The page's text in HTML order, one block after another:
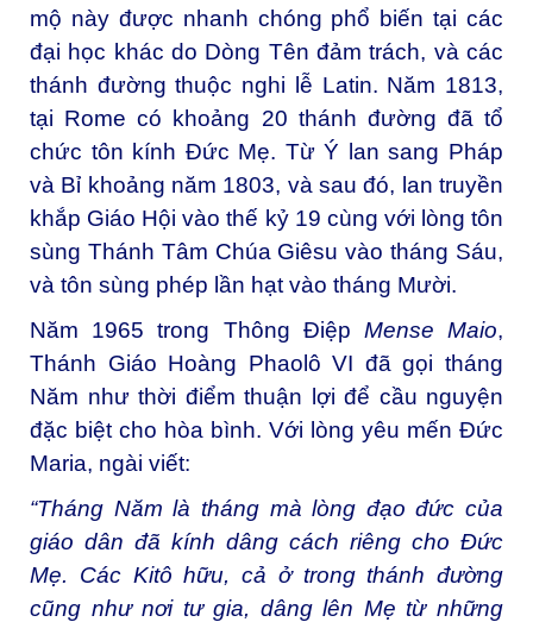
mộ này được nhanh chóng phổ biến tại các
đại học khác do Dòng Tên đảm trách, và các
thánh đường thuộc nghi lễ Latin. Năm 1813,
tại Rome có khoảng 20 thánh đường đã tổ
chức tôn kính Đức Mẹ. Từ Ý lan sang Pháp
và Bỉ khoảng năm 1803, và sau đó, lan truyền
khắp Giáo Hội vào thế kỷ 19 cùng với lòng tôn
sùng Thánh Tâm Chúa Giêsu vào tháng Sáu,
và tôn sùng phép lần hạt vào tháng Mười.
Năm 1965 trong Thông Điệp Mense Maio,
Thánh Giáo Hoàng Phaolô VI đã gọi tháng
Năm như thời điểm thuận lợi để cầu nguyện
đặc biệt cho hòa bình. Với lòng yêu mến Đức
Maria, ngài viết:
“Tháng Năm là tháng mà lòng đạo đức của
giáo dân đã kính dâng cách riêng cho Đức
Mẹ. Các Kitô hữu, cả ở trong thánh đường
cũng như nơi tư gia, dâng lên Mẹ từ những